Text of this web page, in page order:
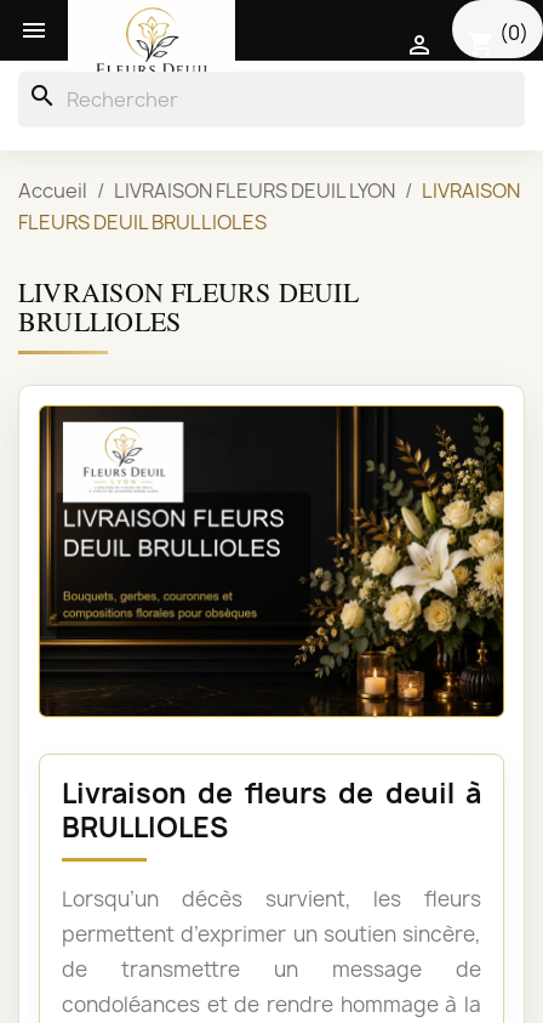
 (0)

search
Accueil LIVRAISON FLEURS DEUIL LYON
LIVRAISON
FLEURS DEUIL BRULLIOLES
LIVRAISON FLEURS DEUIL
BRULLIOLES
Livraison de fleurs de deuil à
BRULLIOLES
Lorsqu’un décès survient, les fleurs
permettent d’exprimer un soutien sincère,
de transmettre un message de
condoléances et de rendre hommage à la